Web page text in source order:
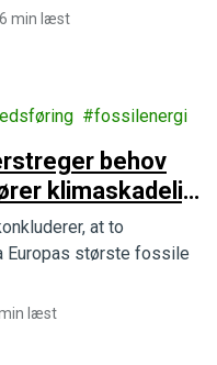
6 min læst
fossilenergi
behov
klimaskadelig
medierat to
Europas største fossile
læst